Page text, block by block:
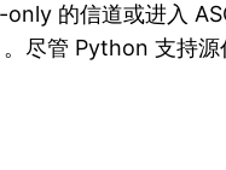
的信道或进入
尽管 Python 支持